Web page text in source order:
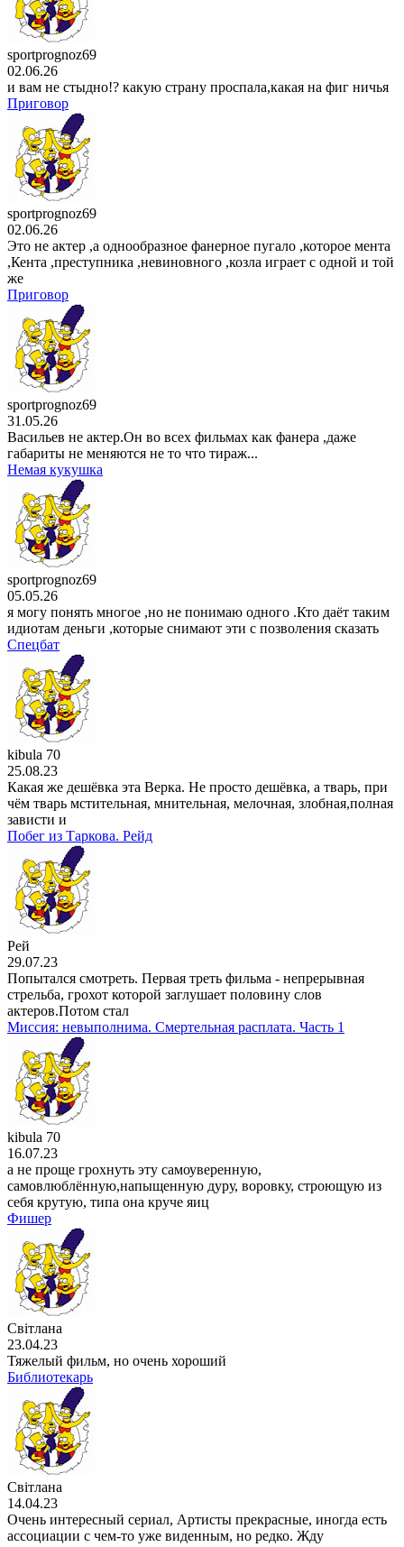
sportprognoz69
02.06.26
и вам не стыдно!? какую страну проспала,какая на фиг ничья
Приговор
sportprognoz69
02.06.26
Это не актер ,а однообразное фанерное пугало ,которое мента
,Кента ,преступника ,невиновного ,козла играет с одной и той
же
Приговор
sportprognoz69
31.05.26
Васильев не актер.Он во всех фильмах как фанера ,даже
габариты не меняются не то что тираж...
Немая кукушка
sportprognoz69
05.05.26
я могу понять многое ,но не понимаю одного .Кто даёт таким
идиотам деньги ,которые снимают эти с позволения сказать
Спецбат
kibula 70
25.08.23
Какая же дешёвка эта Верка. Не просто дешёвка, а тварь, при
чём тварь мстительная, мнительная, мелочная, злобная,полная
зависти и
Побег из Таркова. Рейд
Рей
29.07.23
Попытался смотреть. Первая треть фильма - непрерывная
стрельба, грохот которой заглушает половину слов
актеров.Потом стал
Миссия: невыполнима. Смертельная расплата. Часть 1
kibula 70
16.07.23
а не проще грохнуть эту самоуверенную,
самовлюблённую,напыщенную дуру, воровку, строющую из
себя крутую, типа она круче яиц
Фишер
Світлана
23.04.23
Тяжелый фильм, но очень хороший
Библиотекарь
Світлана
14.04.23
Очень интересный сериал, Артисты прекрасные, иногда есть
ассоциации с чем-то уже виденным, но редко. Жду